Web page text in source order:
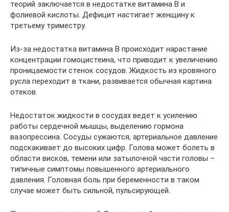
теорий заключается в недостатке витамина B и
фолиевой кислоты. Дефицит настигает женщину к
третьему триместру.
Из-за недостатка витамина B происходит нарастание
концентрации гомоцистеина, что приводит к увеличению
проницаемости стенок сосудов. Жидкость из кровяного
русла переходит в ткани, развивается обычная картина
отеков.
Недостаток жидкости в сосудах ведет к усилению
работы сердечной мышцы, выделению гормона
вазопрессина. Сосуды сужаются, артериальное давление
подскакивает до высоких цифр. Голова может болеть в
области висков, темени или затылочной части головы –
типичные симптомы повышенного артериального
давления. Головная боль при беременности в таком
случае может быть сильной, пульсирующей.